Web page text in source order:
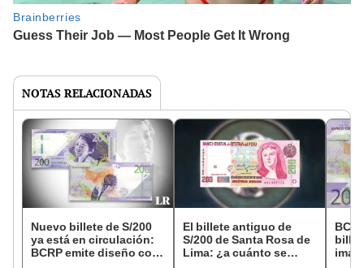
NOTAS RELACIONADAS
Nuevo billete de S/200
ya está en circulación:
BCRP emite diseño con
El billete antiguo de
S/200 de Santa Rosa de
Lima: ¿a cuánto se